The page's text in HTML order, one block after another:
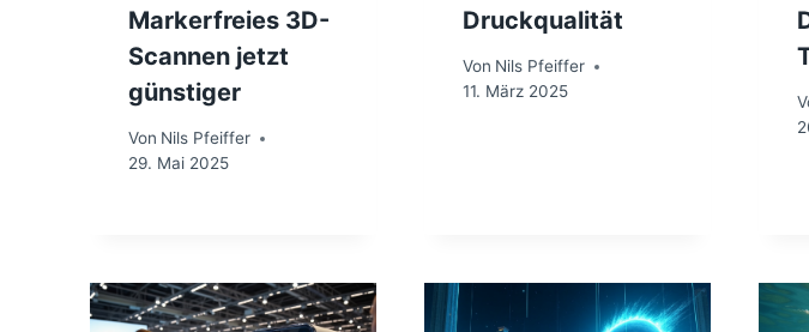
Markerfreies 3D-
Scannen jetzt
günstiger
Von Nils Pfeiffer
29. Mai 2025
Druckqualität
Von Nils Pfeiffer
11. März 2025